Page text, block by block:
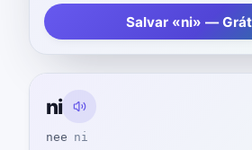
Salvar «ni» —
ni
nee ni